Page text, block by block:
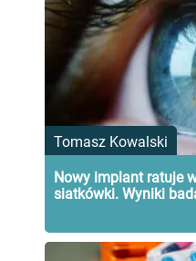
Tomasz Kowalski
Nowy implant ratuje
siatkówki. Wyniki